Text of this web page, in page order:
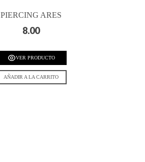
PIERCING ARES
8.00
VER PRODUCTO
AÑADIR A LA CARRITO